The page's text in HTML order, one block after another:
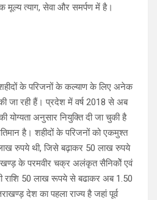
मूल्य त्याग, सेवा और समर्पण में है।
के परिजनों के कल्याण के लिए अनेक
जा रही हैं। प्रदेश में वर्ष 2018 से अब
अनुसार नियुक्ति दी जा चुकी है
है। शहीदों के परिजनों को एकमुश्त
रुपये थी, जिसे बढ़ाकर 50 लाख रुपये
के परमवीर चक्र अलंकृत सैनिकोें एवं
राशि 50 लाख रूपये से बढाकर अब 1.50
देश का पहला राज्य है जहां पूर्व